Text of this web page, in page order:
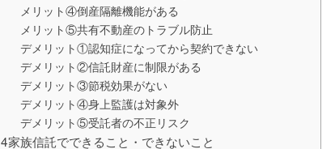
メリット④倒産隔離機能がある
メリット⑤共有不動産のトラブル防止
デメリット①認知症になってから契約できない
デメリット②信託財産に制限がある
デメリット③節税効果がない
デメリット④身上監護は対象外
デメリット⑤受託者の不正リスク
4家族信託でできること・できないこと